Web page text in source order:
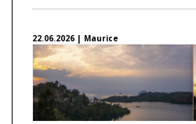
22.06.2026 | Maurice